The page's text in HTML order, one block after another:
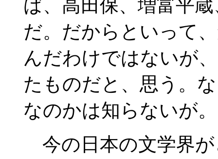
ば、高田保、増富平
だ。だからといって
んだわけではないが
たものだと、思う。
なのかは知らないが。
今の日本の文学界